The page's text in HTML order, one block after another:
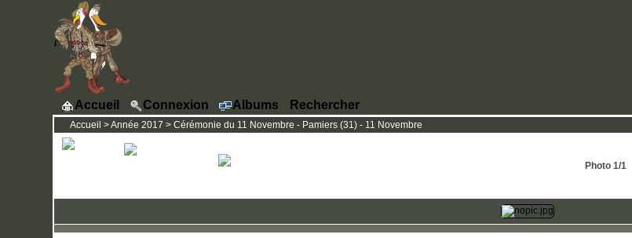
Accueil Connexion Albums Rechercher
Accueil >Année 2017 > Cérémonie du 11 Novembre - Pamiers (31) - 11 Novembre
Photo 1/1